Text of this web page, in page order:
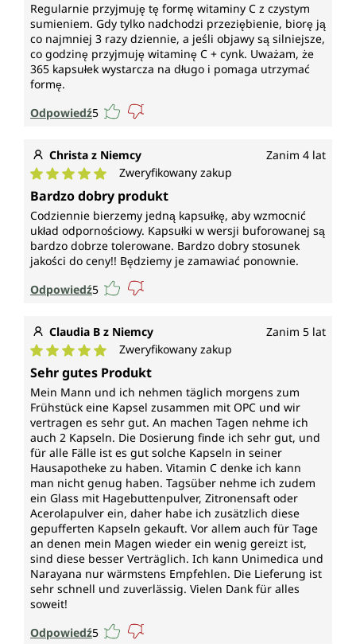
Regularnie przyjmuję tę formę witaminy C z czystym
sumieniem. Gdy tylko nadchodzi przeziębienie, biorę ją
co najmniej 3 razy dziennie, a jeśli objawy są silniejsze,
co godzinę przyjmuję witaminę C + cynk. Uważam, że
365 kapsułek wystarcza na długo i pomaga utrzymać
formę.
Odpowiedź5
Christa z Niemcy Zanim 4 lat
Średnia ocena 5 z 5 gwiazdek
Zweryfikowany zakup
Bardzo dobry produkt
Codziennie bierzemy jedną kapsułkę, aby wzmocnić
układ odpornościowy. Kapsułki w wersji buforowanej są
bardzo dobrze tolerowane. Bardzo dobry stosunek
jakości do ceny!! Będziemy je zamawiać ponownie.
Odpowiedź5
Claudia B z Niemcy Zanim 5 lat
Średnia ocena 5 z 5 gwiazdek
Zweryfikowany zakup
Sehr gutes Produkt
Mein Mann und ich nehmen täglich morgens zum
Frühstück eine Kapsel zusammen mit OPC und wir
vertragen es sehr gut. An machen Tagen nehme ich
auch 2 Kapseln. Die Dosierung finde ich sehr gut, und
für alle Fälle ist es gut solche Kapseln in seiner
Hausapotheke zu haben. Vitamin C denke ich kann
man nicht genug haben. Tagsüber nehme ich zudem
ein Glass mit Hagebuttenpulver, Zitronensaft oder
Acerolapulver ein, daher habe ich zusätzlich diese
gepufferten Kapseln gekauft. Vor allem auch für Tage
an denen mein Magen wieder ein wenig gereizt ist,
sind diese besser Verträglich. Ich kann Unimedica und
Narayana nur wärmstens Empfehlen. Die Lieferung ist
sehr schnell und zuverlässig. Vielen Dank für alles
soweit!
Odpowiedź5